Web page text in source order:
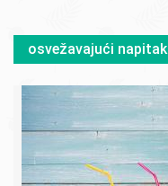
osvežavajući napitak